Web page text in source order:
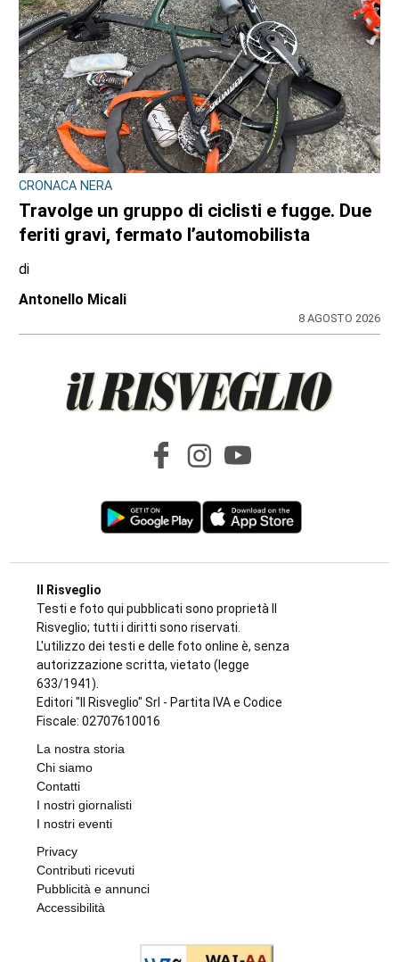
VIABILITÀ E TRASPORTI NEL TORINESE
Metropolitana di Torino chiusa il 9 agosto:
bus sostitutivi e deviazioni per il Venaria
Express
di
Redazione
BANDO REGIONALE PER IL 2026-2027
Nidi comunali in Piemonte: i Comuni
beneficiari di 1,5 milioni per ampliare gli
orari a costo zero per le famiglie
Redazione